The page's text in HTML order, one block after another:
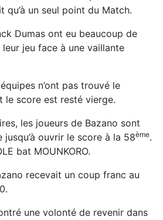
qu’à un seul point du Match.
Dumas ont eu beaucoup de
jeu face à une vaillante
n’ont pas trouvé le
le score est resté vierge.
les joueurs de Bazano sont
jusqu’à ouvrir le score à la 58ème.
bat MOUNKORO.
recevait un coup franc au
une volonté de revenir dans